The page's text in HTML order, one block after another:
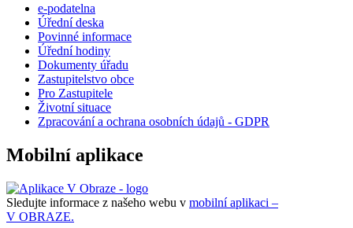
e-podatelna
Úřední deska
Povinné informace
Úřední hodiny
Dokumenty úřadu
Zastupitelstvo obce
Pro Zastupitele
Životní situace
Zpracování a ochrana osobních údajů - GDPR
Mobilní aplikace
Sledujte informace z našeho webu v mobilní aplikaci –
V OBRAZE.